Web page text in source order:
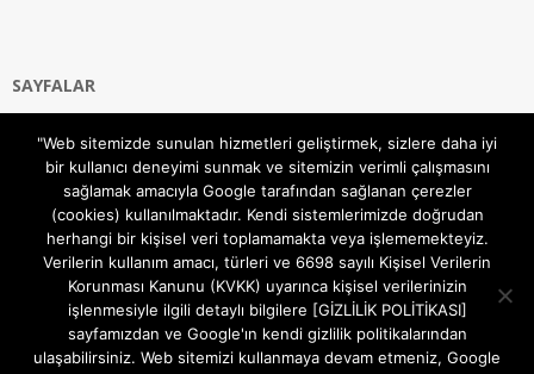
SAYFALAR
Gizlilik ve Çerezler (Cookies) Politikası
Hakkımızda
İletişim Kanalları
MODEM KURULUM
TEKNİK DESTEK
TELEVİZYON SİSTEMLERİ
"Web sitemizde sunulan hizmetleri geliştirmek, sizlere daha iyi
bir kullanıcı deneyimi sunmak ve sitemizin verimli çalışmasını
sağlamak amacıyla Google tarafından sağlanan çerezler
(cookies) kullanılmaktadır. Kendi sistemlerimizde doğrudan
herhangi bir kişisel veri toplamamakta veya işlememekteyiz.
Verilerin kullanım amacı, türleri ve 6698 sayılı Kişisel Verilerin
Korunması Kanunu (KVKK) uyarınca kişisel verilerinizin
işlenmesiyle ilgili detaylı bilgilere [GİZLİLİK POLİTİKASI]
sayfamızdan ve Google'ın kendi gizlilik politikalarından
ulaşabilirsiniz. Web sitemizi kullanmaya devam etmeniz, Google